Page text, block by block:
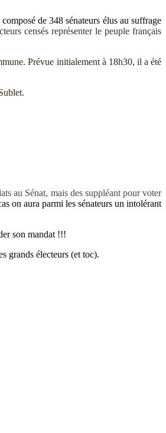
de 348 sénateurs élus au suffrage
censés représenter le peuple français
Prévue initialement à 18h30, il a été
au Sénat, mais des suppléant pour voter
on aura parmi les sénateurs un intolérant
son mandat !!!
grands électeurs (et toc).